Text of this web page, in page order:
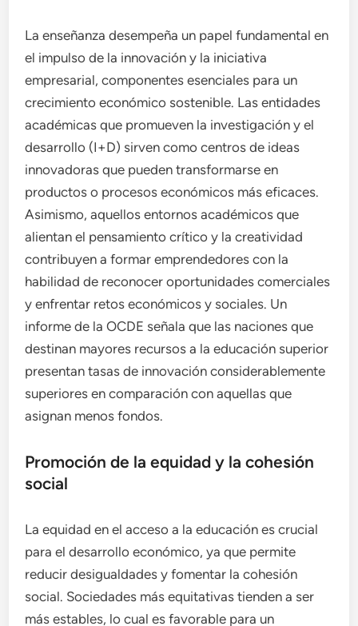
La enseñanza desempeña un papel fundamental en
el impulso de la innovación y la iniciativa
empresarial, componentes esenciales para un
crecimiento económico sostenible. Las entidades
académicas que promueven la investigación y el
desarrollo (I+D) sirven como centros de ideas
innovadoras que pueden transformarse en
productos o procesos económicos más eficaces.
Asimismo, aquellos entornos académicos que
alientan el pensamiento crítico y la creatividad
contribuyen a formar emprendedores con la
habilidad de reconocer oportunidades comerciales
y enfrentar retos económicos y sociales. Un
informe de la OCDE señala que las naciones que
destinan mayores recursos a la educación superior
presentan tasas de innovación considerablemente
superiores en comparación con aquellas que
asignan menos fondos.
Promoción de la equidad y la cohesión
social
La equidad en el acceso a la educación es crucial
para el desarrollo económico, ya que permite
reducir desigualdades y fomentar la cohesión
social. Sociedades más equitativas tienden a ser
más estables, lo cual es favorable para un